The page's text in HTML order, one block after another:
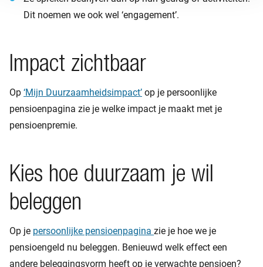
Dit noemen we ook wel ‘engagement’.
Impact zichtbaar
Op ‘Mijn Duurzaamheidsimpact’ op je persoonlijke
pensioenpagina zie je welke impact je maakt met je
pensioenpremie.
Kies hoe duurzaam je wil
beleggen
Op je persoonlijke pensioenpagina zie je hoe we je
pensioengeld nu beleggen. Benieuwd welk effect een
andere beleggingsvorm heeft op je verwachte pensioen?